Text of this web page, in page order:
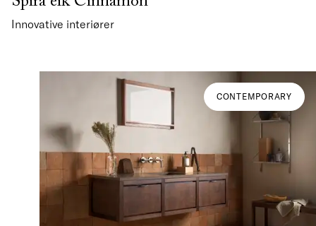
Innovative interiører
CONTEMPORARY